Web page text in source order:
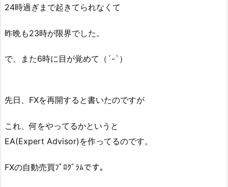
24時過ぎまで起きてられなくて
昨晩も23時が限界でした。
で、また6時に目が覚めて（´-`）
先日、FXを再開すると書いたのですが
これ、何をやってるかというと
EA(Expert Advisor)を作ってるのです。
FXの自動売買ﾌﾟﾛｸﾞﾗﾑです。